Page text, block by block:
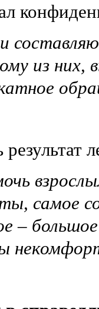
из них,
самое
–